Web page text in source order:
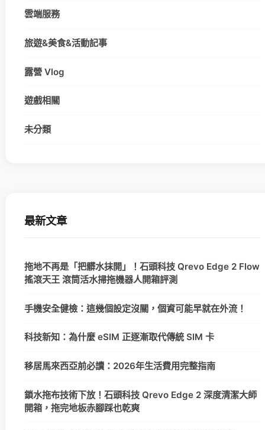
雲端服務
旅遊&美食&活動記事
露營 Vlog
遊戲相關
未分類
最新文章
拖地不再是「把髒水抹開」！石頭科技 Qrevo Edge 2 Flow
搖滾天王 滾筒活水掃拖機器人開箱評測
手機安全健檢：這幾個設定沒關，個資可能早就在外流！
科技新知：為什麼 eSIM 正逐漸取代傳統 SIM 卡
移居馬來西亞前必讀：2026年生活費用完整指南
鎖水拖布技術下放！石頭科技 Qrevo Edge 2 深度清潔大師
開箱，拖完地板赤腳踩也乾爽